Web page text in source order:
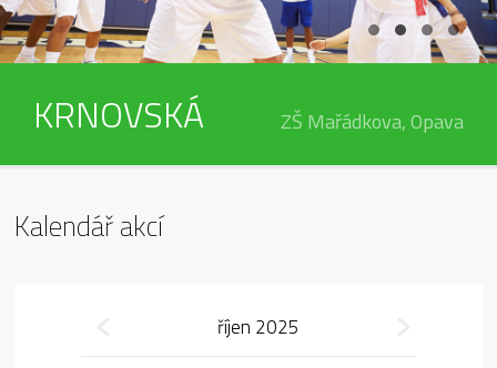
KRNOVSKÁ ZŠ Mařádkova, Opava
Kalendář akcí
říjen 2025